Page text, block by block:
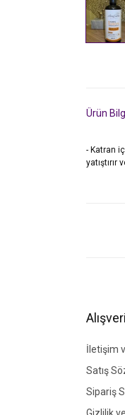
Ürün
- Katran
Ürün
Bu
İletişim
Satış
Sipariş